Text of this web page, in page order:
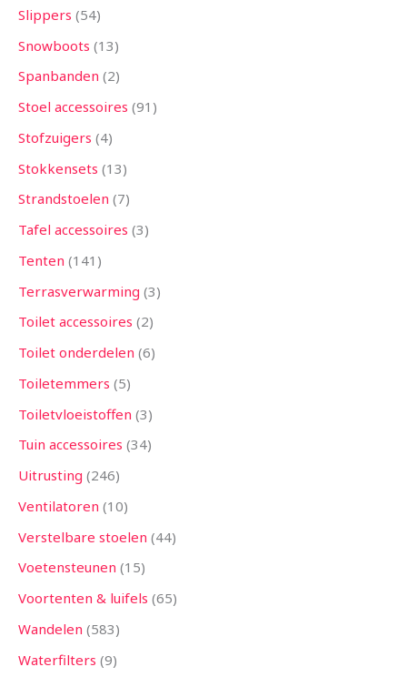
Slippers 54
Snowboots 13
Spanbanden 2
Stoel accessoires 91
Stofzuigers 4
Stokkensets 13
Strandstoelen 7
Tafel accessoires 3
Tenten 141
Terrasverwarming 3
Toilet accessoires 2
Toilet onderdelen 6
Toiletemmers 5
Toiletvloeistoffen 3
Tuin accessoires 34
Uitrusting 246
Ventilatoren 10
Verstelbare stoelen 44
Voetensteunen 15
Voortenten & luifels 65
Wandelen 583
Waterfilters 9